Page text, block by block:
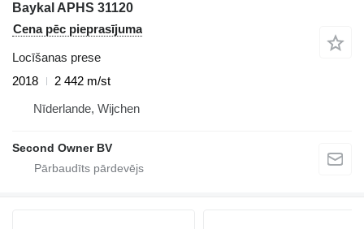
Baykal APHS 31120
Cena pēc pieprasījuma
Locīšanas prese
2018
2 442 m/st
Nīderlande, Wijchen
Second Owner BV